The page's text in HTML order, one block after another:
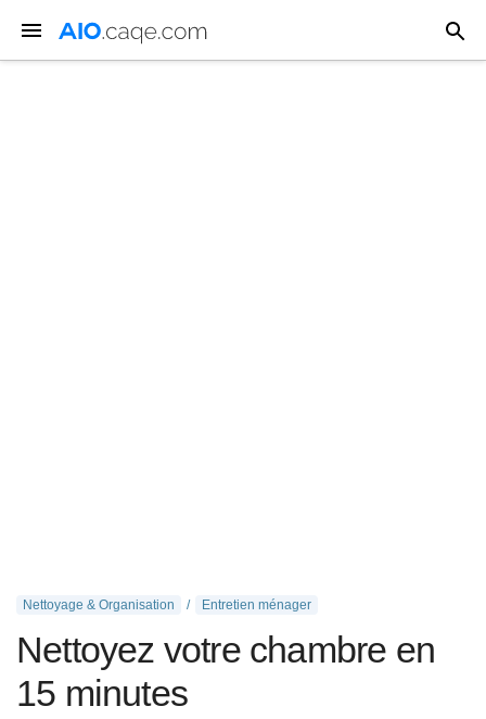
Nettoyage & Organisation Entretien ménager
Nettoyez votre chambre en
15 minutes